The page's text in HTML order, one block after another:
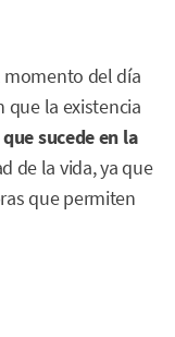
momento del día
que la existencia
sucede en la
de la vida, ya que
que permiten